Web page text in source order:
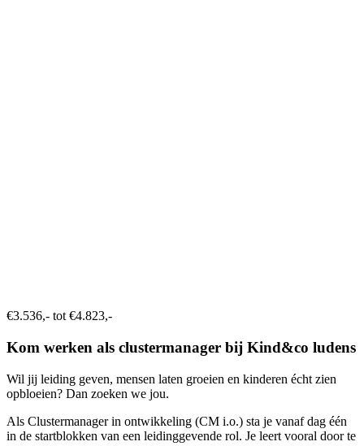
€3.536,- tot €4.823,-
Kom werken als clustermanager bij Kind&co ludens
Wil jij leiding geven, mensen laten groeien en kinderen écht zien
opbloeien? Dan zoeken we jou.
Als Clustermanager in ontwikkeling (CM i.o.) sta je vanaf dag één
in de startblokken van een leidinggevende rol. Je leert vooral door te